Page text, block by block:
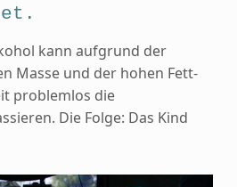
kann aufgrund der
Masse und der hohen Fett-
problemlos die
Die Folge: Das Kind